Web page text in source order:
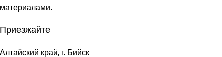
материалами.
Приезжайте
Алтайский край, г. Бийск